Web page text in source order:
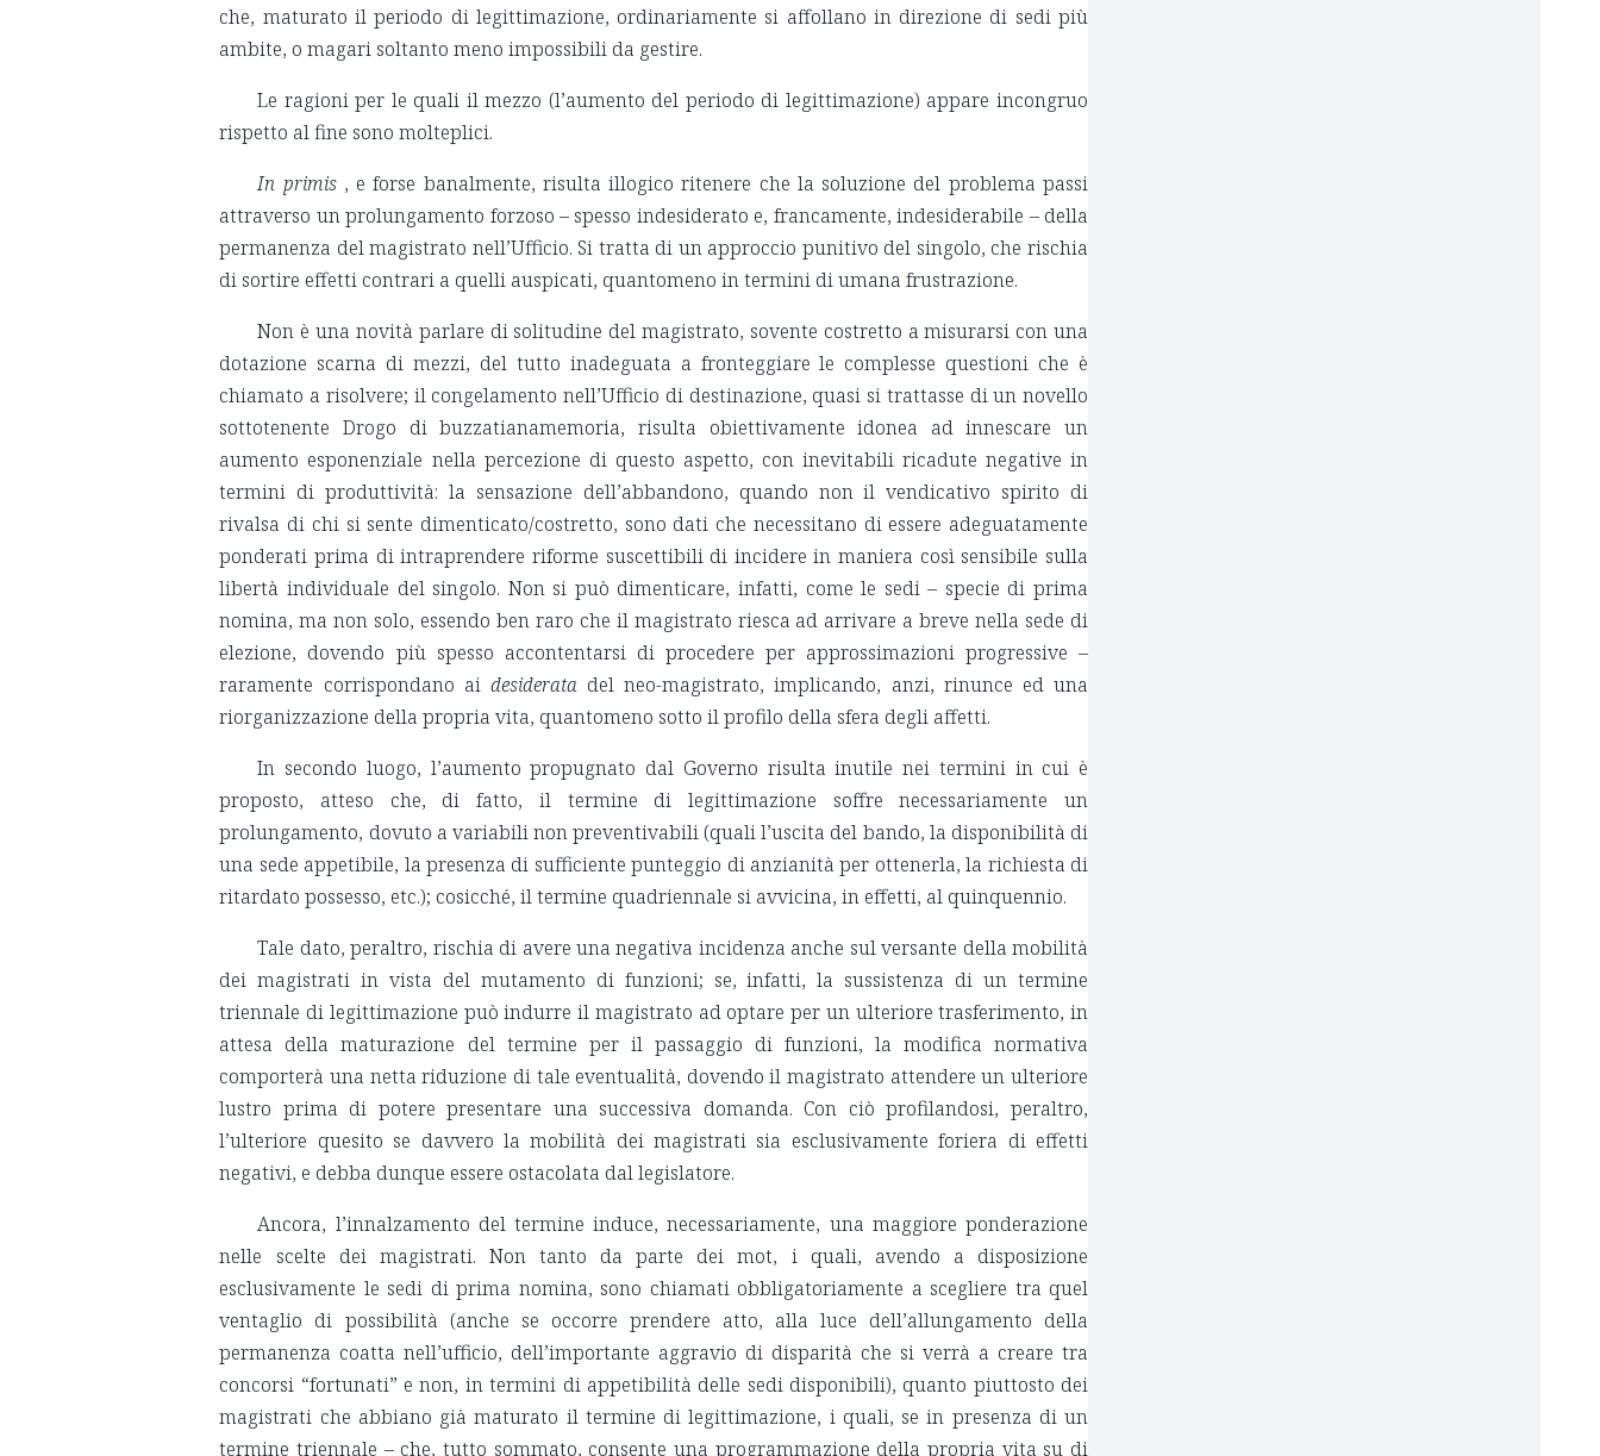
che, maturato il periodo di legittimazione, ordinariamente si affollano in direzione di sedi più
ambite, o magari soltanto meno impossibili da gestire.
Le ragioni per le quali il mezzo (l’aumento del periodo di legittimazione) appare incongruo
rispetto al fine sono molteplici.
In primis, e forse banalmente, risulta illogico ritenere che la soluzione del problema passi
attraverso un prolungamento forzoso – spesso indesiderato e, francamente, indesiderabile – della
permanenza del magistrato nell’Ufficio. Si tratta di un approccio punitivo del singolo, che rischia
di sortire effetti contrari a quelli auspicati, quantomeno in termini di umana frustrazione.
Non è una novità parlare di solitudine del magistrato, sovente costretto a misurarsi con una
dotazione scarna di mezzi, del tutto inadeguata a fronteggiare le complesse questioni che è
chiamato a risolvere; il congelamento nell’Ufficio di destinazione, quasi si trattasse di un novello
sottotenente Drogo di buzzatianamemoria, risulta obiettivamente idonea ad innescare un
aumento esponenziale nella percezione di questo aspetto, con inevitabili ricadute negative in
termini di produttività: la sensazione dell’abbandono, quando non il vendicativo spirito di
rivalsa di chi si sente dimenticato/costretto, sono dati che necessitano di essere adeguatamente
ponderati prima di intraprendere riforme suscettibili di incidere in maniera così sensibile sulla
libertà individuale del singolo. Non si può dimenticare, infatti, come le sedi – specie di prima
nomina, ma non solo, essendo ben raro che il magistrato riesca ad arrivare a breve nella sede di
elezione, dovendo più spesso accontentarsi di procedere per approssimazioni progressive –
raramente corrispondano ai desideratadel neo-magistrato, implicando, anzi, rinunce ed una
riorganizzazione della propria vita, quantomeno sotto il profilo della sfera degli affetti.
In secondo luogo, l’aumento propugnato dal Governo risulta inutile nei termini in cui è
proposto, atteso che, di fatto, il termine di legittimazione soffre necessariamente un
prolungamento, dovuto a variabili non preventivabili (quali l’uscita del bando, la disponibilità di
una sede appetibile, la presenza di sufficiente punteggio di anzianità per ottenerla, la richiesta di
ritardato possesso, etc.); cosicché, il termine quadriennale si avvicina, in effetti, al quinquennio.
Tale dato, peraltro, rischia di avere una negativa incidenza anche sul versante della mobilità
dei magistrati in vista del mutamento di funzioni; se, infatti, la sussistenza di un termine
triennale di legittimazione può indurre il magistrato ad optare per un ulteriore trasferimento, in
attesa della maturazione del termine per il passaggio di funzioni, la modifica normativa
comporterà una netta riduzione di tale eventualità, dovendo il magistrato attendere un ulteriore
lustro prima di potere presentare una successiva domanda. Con ciò profilandosi, peraltro,
l’ulteriore quesito se davvero la mobilità dei magistrati sia esclusivamente foriera di effetti
negativi, e debba dunque essere ostacolata dal legislatore.
Ancora, l’innalzamento del termine induce, necessariamente, una maggiore ponderazione
nelle scelte dei magistrati. Non tanto da parte dei mot, i quali, avendo a disposizione
esclusivamente le sedi di prima nomina, sono chiamati obbligatoriamente a scegliere tra quel
ventaglio di possibilità (anche se occorre prendere atto, alla luce dell’allungamento della
permanenza coatta nell’ufficio, dell’importante aggravio di disparità che si verrà a creare tra
concorsi “fortunati” e non, in termini di appetibilità delle sedi disponibili), quanto piuttosto dei
magistrati che abbiano già maturato il termine di legittimazione, i quali, se in presenza di un
termine triennale – che, tutto sommato, consente una programmazione della propria vita su di